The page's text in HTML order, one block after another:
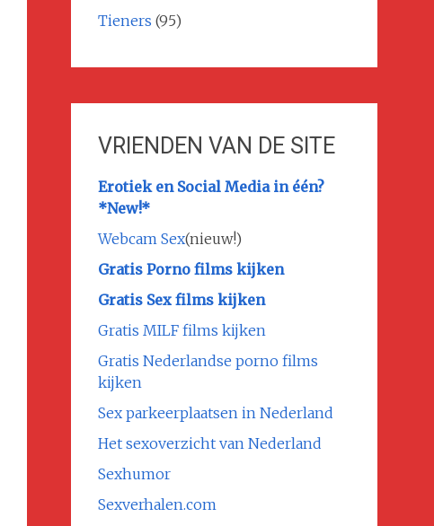
Tieners (95)
VRIENDEN VAN DE SITE
Erotiek en Social Media in één?
*New!*
Webcam Sex(nieuw!)
Gratis Porno films kijken
Gratis Sex films kijken
Gratis MILF films kijken
Gratis Nederlandse porno films
kijken
Sex parkeerplaatsen in Nederland
Het sexoverzicht van Nederland
Sexhumor
Sexverhalen.com